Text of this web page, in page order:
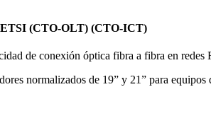
(CTO-OLT) (CTO-ICT)
de conexión óptica fibra a fibra en redes
normalizados de 19” y 21” para equipos